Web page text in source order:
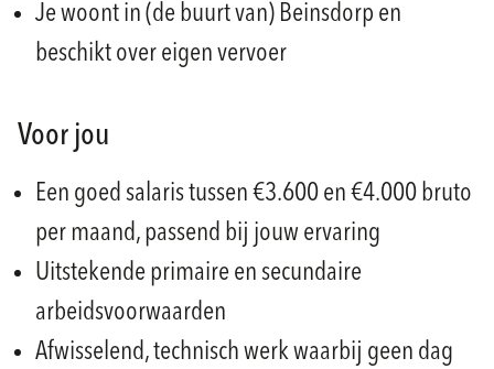
Je woont in (de buurt van) Beinsdorp en
beschikt over eigen vervoer
Voor jou
Een goed salaris tussen €3.600 en €4.000 bruto
per maand, passend bij jouw ervaring
Uitstekende primaire en secundaire
arbeidsvoorwaarden
Afwisselend, technisch werk waarbij geen dag